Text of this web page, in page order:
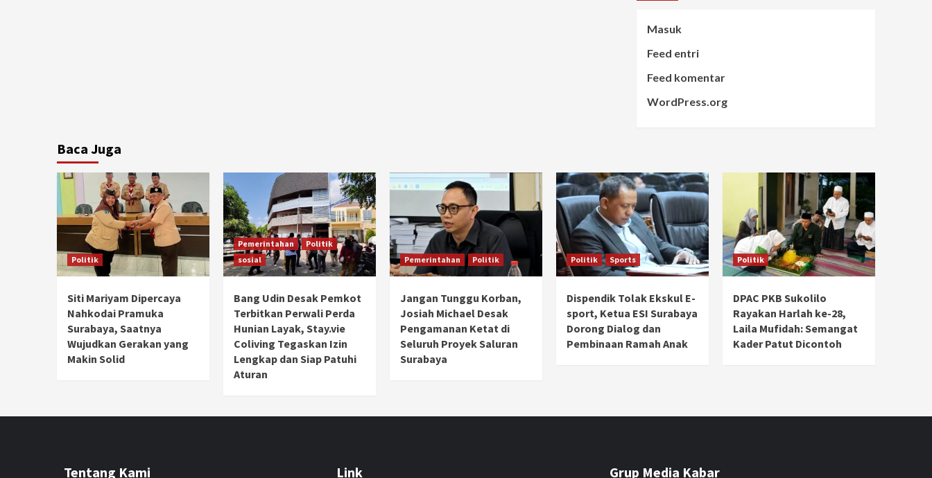
Masuk
Feed entri
Feed komentar
WordPress.org
Baca Juga
Politik
Siti Mariyam Dipercaya
Nahkodai Pramuka
Surabaya, Saatnya
Wujudkan Gerakan yang
Makin Solid
Pemerintahan
Politik
sosial
Bang Udin Desak Pemkot
Terbitkan Perwali Perda
Hunian Layak, Stay.vie
Coliving Tegaskan Izin
Lengkap dan Siap Patuhi
Aturan
Pemerintahan Politik
Jangan Tunggu Korban,
Josiah Michael Desak
Pengamanan Ketat di
Seluruh Proyek Saluran
Surabaya
Politik Sports
Dispendik Tolak Ekskul E-
sport, Ketua ESI Surabaya
Dorong Dialog dan
Pembinaan Ramah Anak
Politik
DPAC PKB Sukolilo
Rayakan Harlah ke-28,
Laila Mufidah: Semangat
Kader Patut Dicontoh
Tentang Kami Link Grup Media Kabar